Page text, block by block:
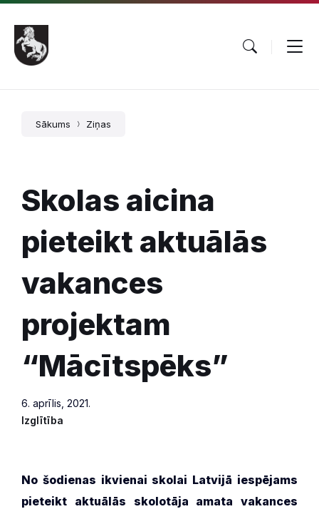
Pāriet
saturu
Skip
main
navigation
Skip
footer
Sākums Ziņas
Skolas aicina
pieteikt aktuālās
vakances
projektam
“Mācītspēks”
6. aprīlis, 2021.
Izglītība
No šodienas ikvienai skolai Latvijā iespējams
pieteikt aktuālās skolotāja amata vakances